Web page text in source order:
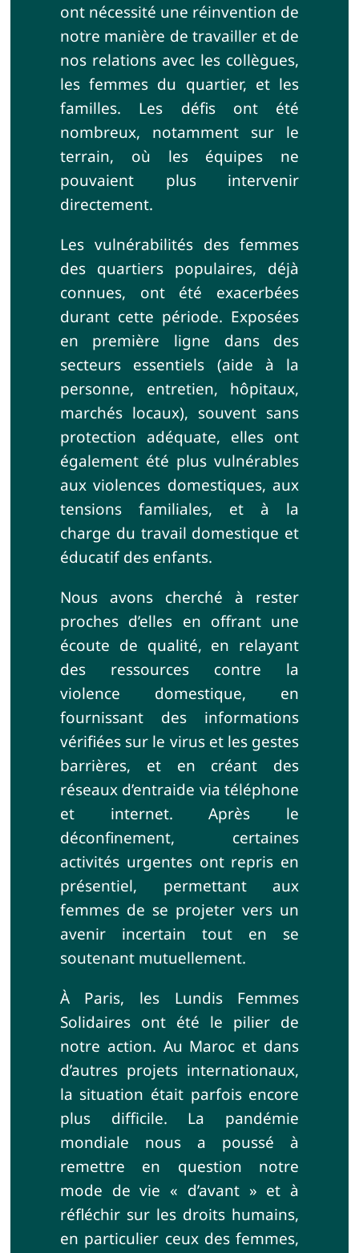
ont nécessité une réinvention de
notre manière de travailler et de
nos relations avec les collègues,
les femmes du quartier, et les
familles. Les défis ont été
nombreux, notamment sur le
terrain, où les équipes ne
pouvaient plus intervenir
directement.
Les vulnérabilités des femmes
des quartiers populaires, déjà
connues, ont été exacerbées
durant cette période. Exposées
en première ligne dans des
secteurs essentiels (aide à la
personne, entretien, hôpitaux,
marchés locaux), souvent sans
protection adéquate, elles ont
également été plus vulnérables
aux violences domestiques, aux
tensions familiales, et à la
charge du travail domestique et
éducatif des enfants.
Nous avons cherché à rester
proches d’elles en offrant une
écoute de qualité, en relayant
des ressources contre la
violence domestique, en
fournissant des informations
vérifiées sur le virus et les gestes
barrières, et en créant des
réseaux d’entraide via téléphone
et internet. Après le
déconfinement, certaines
activités urgentes ont repris en
présentiel, permettant aux
femmes de se projeter vers un
avenir incertain tout en se
soutenant mutuellement.
À Paris, les Lundis Femmes
Solidaires ont été le pilier de
notre action. Au Maroc et dans
d’autres projets internationaux,
la situation était parfois encore
plus difficile. La pandémie
mondiale nous a poussé à
remettre en question notre
mode de vie « d’avant » et à
réfléchir sur les droits humains,
en particulier ceux des femmes,